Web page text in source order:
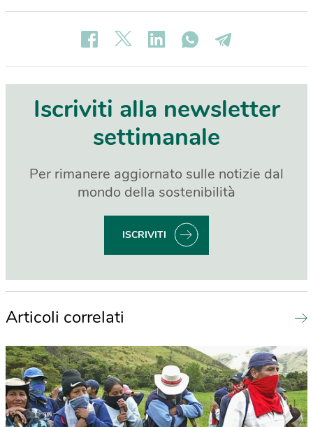
Iscriviti alla newsletter
settimanale
Per rimanere aggiornato sulle notizie dal
mondo della sostenibilità
ISCRIVITI
Articoli correlati